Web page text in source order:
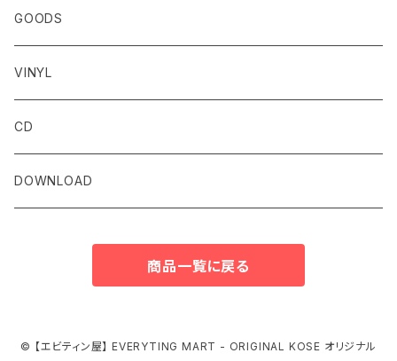
GOODS
VINYL
CD
DOWNLOAD
商品一覧に戻る
© 【エビティン屋】 EVERYTING MART - ORIGINAL KOSE オリジナル